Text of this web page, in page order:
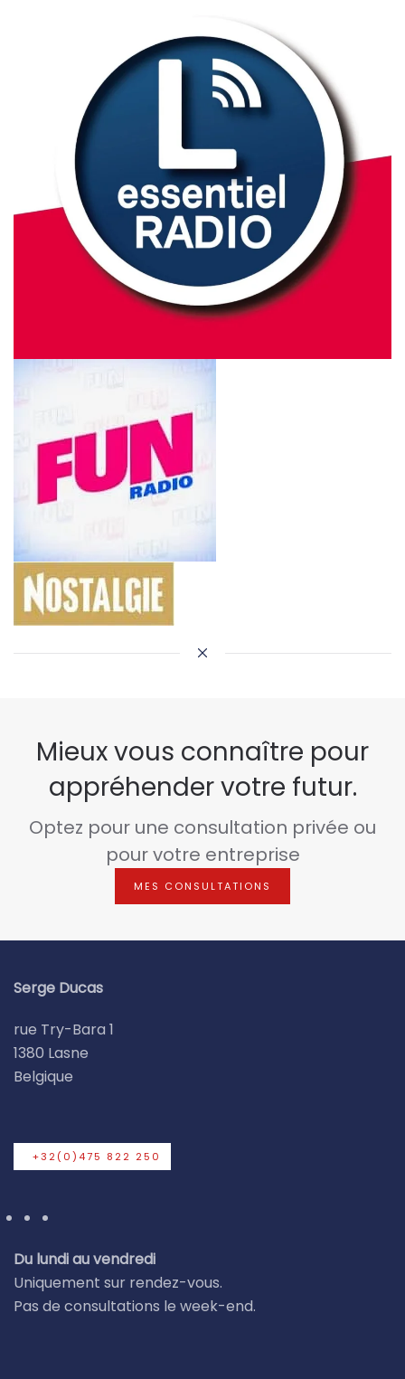
Mieux vous connaître pour
appréhender votre futur.
Optez pour une consultation privée ou
pour votre entreprise
MES CONSULTATIONS
Serge Ducas
rue Try-Bara 1
1380 Lasne
Belgique
+32(0)475 822 250
Du lundi au vendredi
Uniquement sur rendez-vous.
Pas de consultations le week-end.